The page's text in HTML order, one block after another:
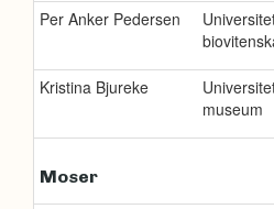
Per Anker Pedersen
Kristina Bjureke
museum
Moser